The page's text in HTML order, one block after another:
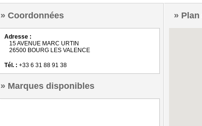
Coordonnées
Adresse :
15 AVENUE MARC URTIN
26500 BOURG LES VALENCE
Tél. : +33 6 31 88 91 38
Marques disponibles
Plan